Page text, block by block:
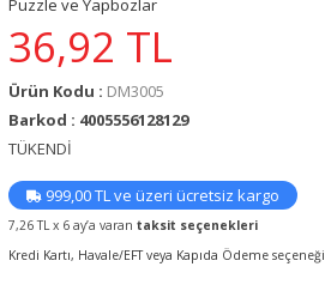
Puzzle ve Yapbozlar
36,92 TL
Ürün Kodu : DM3005
Barkod : 4005556128129
TÜKENDİ
999,00 TL ve üzeri ücretsiz kargo
7,26 TL x 6 ay’a varan taksit seçenekleri
Kredi Kartı, Havale/EFT veya Kapıda Ödeme seçeneği